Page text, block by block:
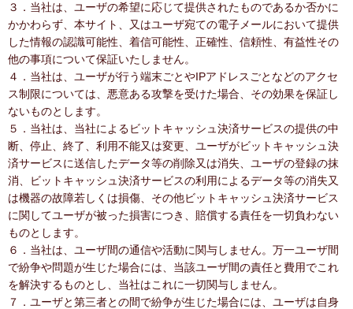
３．当社は、ユーザの希望に応じて提供されたものであるか否かに
かかわらず、本サイト、又はユーザ宛ての電子メールにおいて提供
した情報の認識可能性、着信可能性、正確性、信頼性、有益性その
他の事項について保証いたしません。
４．当社は、ユーザが行う端末ごとやIPアドレスごとなどのアクセ
ス制限については、悪意ある攻撃を受けた場合、その効果を保証し
ないものとします。
５．当社は、当社によるビットキャッシュ決済サービスの提供の中
断、停止、終了、利用不能又は変更、ユーザがビットキャッシュ決
済サービスに送信したデータ等の削除又は消失、ユーザの登録の抹
消、ビットキャッシュ決済サービスの利用によるデータ等の消失又
は機器の故障若しくは損傷、その他ビットキャッシュ決済サービス
に関してユーザが被った損害につき、賠償する責任を一切負わない
ものとします。
６．当社は、ユーザ間の通信や活動に関与しません。万一ユーザ間
で紛争や問題が生じた場合には、当該ユーザ間の責任と費用でこれ
を解決するものとし、当社はこれに一切関与しません。
７．ユーザと第三者との間で紛争が生じた場合には、ユーザは自身